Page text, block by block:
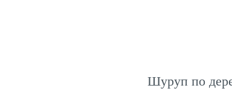
Шуруп по